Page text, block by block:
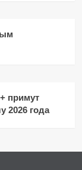
примут
2026 года